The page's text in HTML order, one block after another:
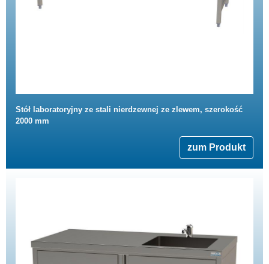
Stół laboratoryjny ze stali nierdzewnej ze zlewem, szerokość
2000 mm
zum Produkt